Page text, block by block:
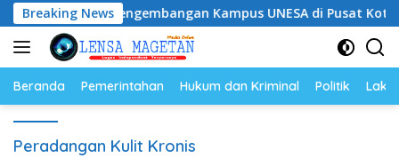
Langsung
ke
konten
Breaking News
Dukung Pengembangan Kampus UNESA di Pusat Kota,
Beranda Pemerintahan Hukum dan Kriminal Politik
Peradangan Kulit Kronis